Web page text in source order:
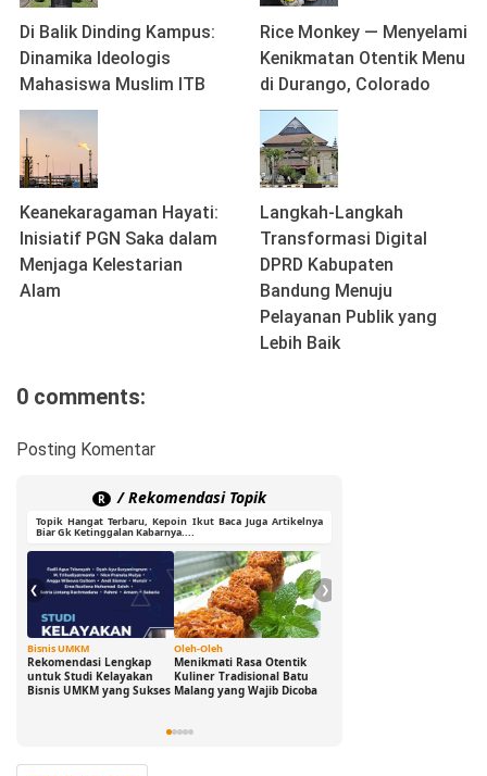
Di Balik Dinding Kampus:
Dinamika Ideologis
Mahasiswa Muslim ITB
Rice Monkey — Menyelami
Kenikmatan Otentik Menu
di Durango, Colorado
Keanekaragaman Hayati:
Inisiatif PGN Saka dalam
Menjaga Kelestarian
Alam
Langkah-Langkah
Transformasi Digital
DPRD Kabupaten
Bandung Menuju
Pelayanan Publik yang
Lebih Baik
0 comments:
Posting Komentar
R / Rekomendasi Topik
Topik Hangat Terbaru, Kepoin Ikut Baca Juga Artikelnya
Biar Gk Ketinggalan Kabarnya....
Bisnis UMKM
Rekomendasi Lengkap
untuk Studi Kelayakan
Bisnis UMKM yang Sukses
Oleh-Oleh
Menikmati Rasa Otentik
Kuliner Tradisional Batu
Malang yang Wajib Dicoba
❮ ❯